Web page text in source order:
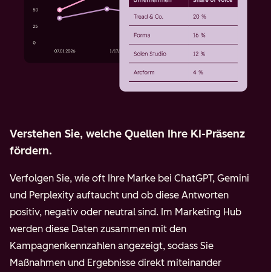
Verstehen Sie, welche Quellen Ihre KI-Präsenz
fördern.
Verfolgen Sie, wie oft Ihre Marke bei ChatGPT, Gemini
und Perplexity auftaucht und ob diese Antworten
positiv, negativ oder neutral sind. Im Marketing Hub
werden diese Daten zusammen mit den
Kampagnenkennzahlen angezeigt, sodass Sie
Maßnahmen und Ergebnisse direkt miteinander